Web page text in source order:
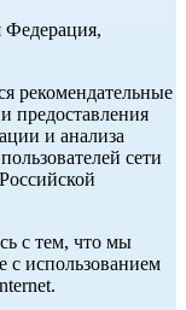
Федерация,
рекомендательные
предоставления
и анализа
сети
с тем, что мы
с использованием